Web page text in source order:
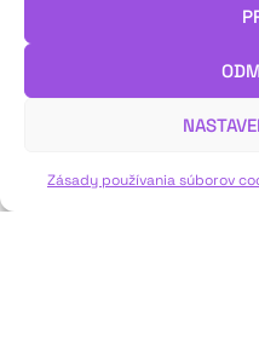
Zásady používania súborov
sa podelili o svoje vnútorné
prostredníctvom svojich
slovenských a dvadsaťtri
Viac o festivale píše